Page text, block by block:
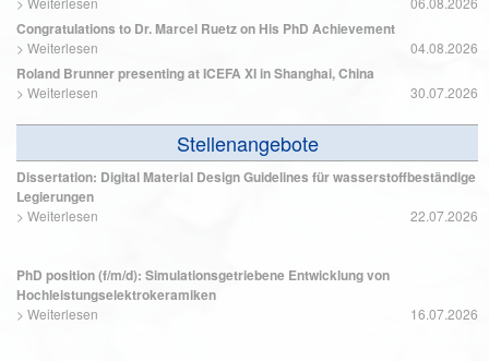
Simulationdes Verhaltens und der Eigenschaften inhomogener Werkzeuge im
Einsatz:
Rissbildung und -wachstum in inhomogen aufgebauten Werkzeugen
Erschließen neuer Fertigungsmöglichkeiten durch Einsatz von
Hartmetallen
Entwicklung ausgefeilter Charakterisierungs- und Prüftechniken für
Werkstoffe mit Festigkeiten von mehr als 8000 MPa auch bei erhöhten
Temperaturen
Congratulations to Dr. Marcel Ruetz on His PhD Achievement
> Weiterlesen 04.08.2026
Roland Brunner presenting at ICEFA XI in Shanghai, China
> Weiterlesen 30.07.2026
Stellenangebote
Dissertation: Digital Material Design Guidelines für wasserstoffbeständige
Legierungen
> Weiterlesen 22.07.2026
PhD position (f/m/d): Simulationsgetriebene Entwicklung von
Hochleistungselektrokeramiken
> Weiterlesen 16.07.2026